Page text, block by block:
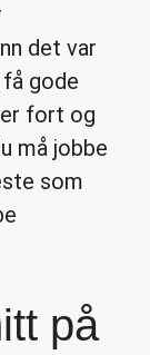
det var
gode
fort og
må jobbe
som
på